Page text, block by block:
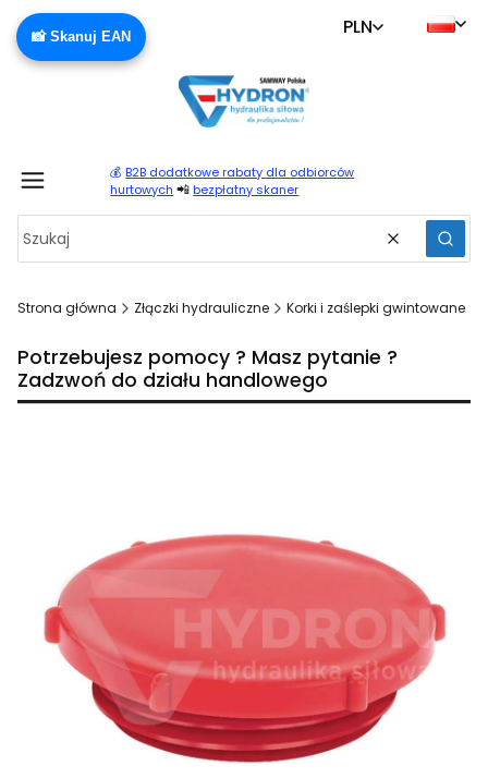
📸 Skanuj EAN PLN
💰 B2B dodatkowe rabaty dla odbiorców
hurtowych 📲 bezpłatny skaner
Wyczyść
Strona główna Złączki hydrauliczne Korki i zaślepki gwintowane
Potrzebujesz pomocy ? Masz pytanie ?
Zadzwoń do działu handlowego